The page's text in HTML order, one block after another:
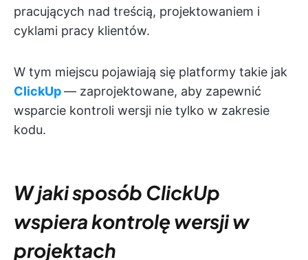
pracujących nad treścią, projektowaniem i
cyklami pracy klientów.
W tym miejscu pojawiają się platformy takie jak
ClickUp— zaprojektowane, aby zapewnić
wsparcie kontroli wersji nie tylko w zakresie
kodu.
W jaki sposób ClickUp
wspiera kontrolę wersji w
projektach